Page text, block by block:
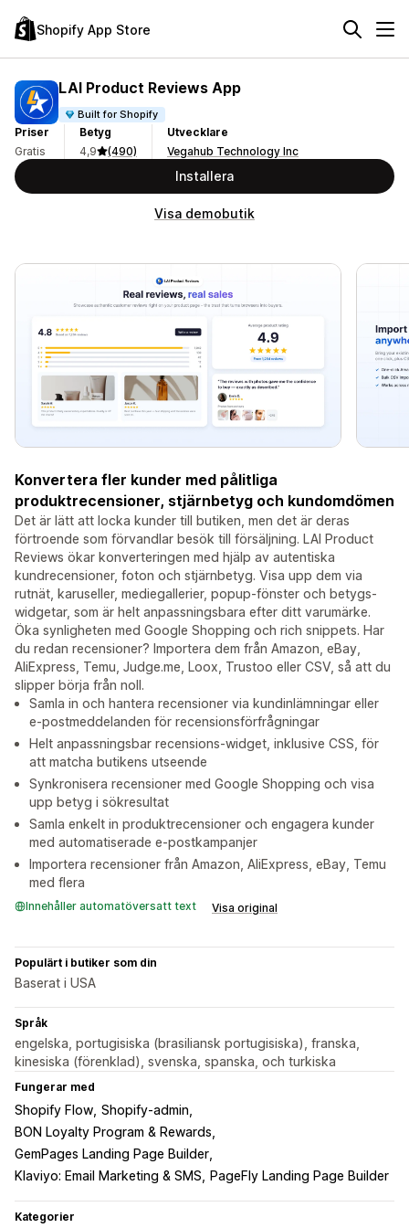
Shopify App Store
LAI Product Reviews App
Built for Shopify
Priser
Gratis
Betyg
4,9
(490)
Utvecklare
Vegahub Technology Inc
Installera
Visa demobutik
Konvertera fler kunder med pålitliga
produktrecensioner, stjärnbetyg och kundomdömen
Det är lätt att locka kunder till butiken, men det är deras
förtroende som förvandlar besök till försäljning. LAI Product
Reviews ökar konverteringen med hjälp av autentiska
kundrecensioner, foton och stjärnbetyg. Visa upp dem via
rutnät, karuseller, mediegallerier, popup-fönster och betygs-
widgetar, som är helt anpassningsbara efter ditt varumärke.
Öka synligheten med Google Shopping och rich snippets. Har
du redan recensioner? Importera dem från Amazon, eBay,
AliExpress, Temu, Judge.me, Loox, Trustoo eller CSV, så att du
slipper börja från noll.
Samla in och hantera recensioner via kundinlämningar eller
e-postmeddelanden för recensionsförfrågningar
Helt anpassningsbar recensions-widget, inklusive CSS, för
att matcha butikens utseende
Synkronisera recensioner med Google Shopping och visa
upp betyg i sökresultat
Samla enkelt in produktrecensioner och engagera kunder
med automatiserade e-postkampanjer
Importera recensioner från Amazon, AliExpress, eBay, Temu
med flera
Innehåller automatöversatt text Visa original
Populärt i butiker som din
Baserat i USA
Språk
engelska, portugisiska (brasiliansk portugisiska), franska,
kinesiska (förenklad), svenska, spanska, och turkiska
Fungerar med
Shopify Flow Shopify-admin
BON Loyalty Program & Rewards
GemPages Landing Page Builder
Klaviyo: Email Marketing & SMS
PageFly Landing Page Builder
Kategorier